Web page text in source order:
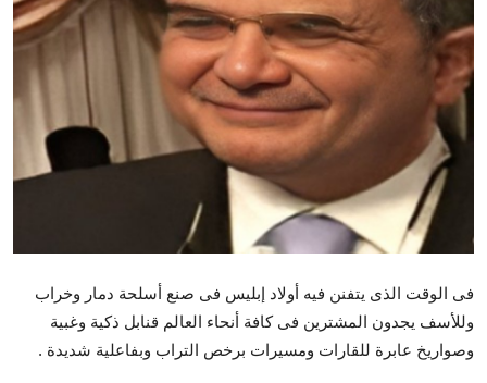
الفن والثقافة
تكنولوجيا وإتصالات
الرياضة
المحافظات
المجتمع والمنوعات
أراء و مقالات
فيديوهات
فى الوقت الذى يتفنن فيه أولاد إبليس فى صنع أسلحة دمار وخراب
وللأسف يجدون المشترين فى كافة أنحاء العالم قنابل ذكية وغبية
وصواريخ عابرة للقارات ومسيرات برخص التراب وبفاعلية شديدة .